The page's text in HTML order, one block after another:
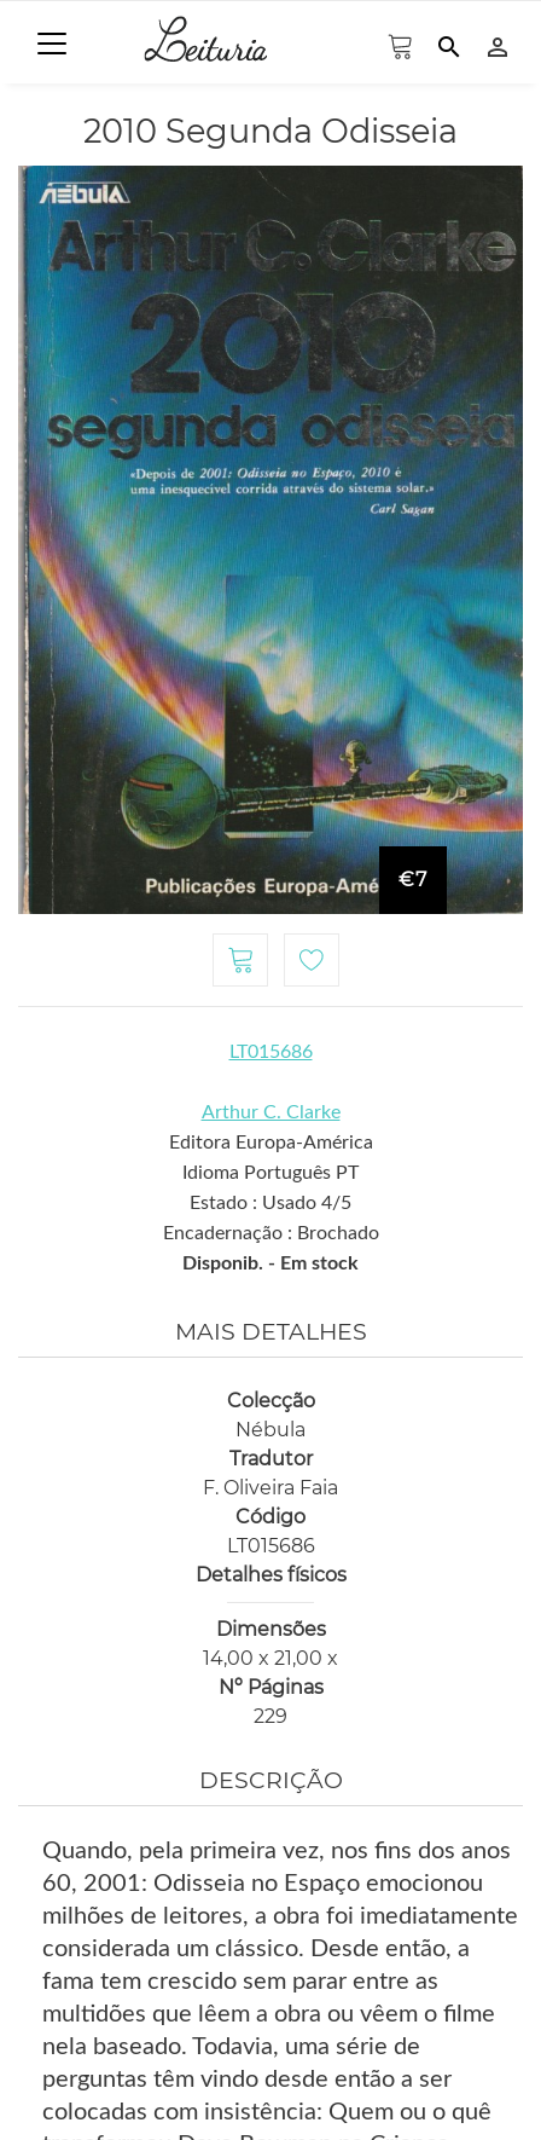
search person_outline
2010 Segunda Odisseia
€7
LT015686
Arthur C. Clarke
Editora Europa-América
Idioma Português PT
Estado : Usado 4/5
Encadernação : Brochado
Disponib. - Em stock
MAIS DETALHES
Colecção
Nébula
Tradutor
F. Oliveira Faia
Código
LT015686
Detalhes físicos
Dimensões
14,00 x 21,00 x
Nº Páginas
229
DESCRIÇÃO
Quando, pela primeira vez, nos fins dos anos
60, 2001: Odisseia no Espaço emocionou
milhões de leitores, a obra foi imediatamente
considerada um clássico. Desde então, a
fama tem crescido sem parar entre as
multidões que lêem a obra ou vêem o filme
nela baseado. Todavia, uma série de
perguntas têm vindo desde então a ser
colocadas com insistência: Quem ou o quê